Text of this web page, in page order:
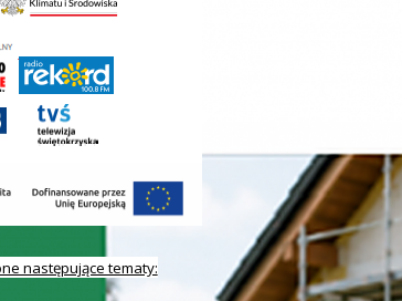
następujące tematy: